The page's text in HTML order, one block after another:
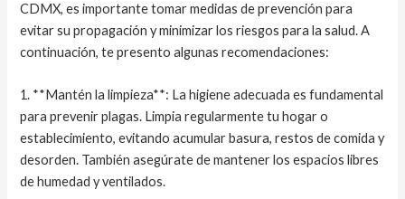
CDMX, es importante tomar medidas de prevención para
evitar su propagación y minimizar los riesgos para la salud. A
continuación, te presento algunas recomendaciones:
1. **Mantén la limpieza**: La higiene adecuada es fundamental
para prevenir plagas. Limpia regularmente tu hogar o
establecimiento, evitando acumular basura, restos de comida y
desorden. También asegúrate de mantener los espacios libres
de humedad y ventilados.